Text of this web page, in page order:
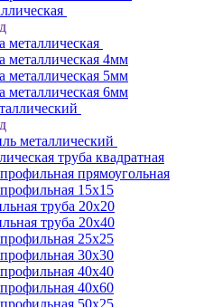
металлическая
металлическая 4мм
металлическая 5мм
металлическая 6мм
металлический
труба квадратная
прямоугольная
15х15
труба 20х20
труба 20х40
25х25
30x30
40х40
40х60
50х25